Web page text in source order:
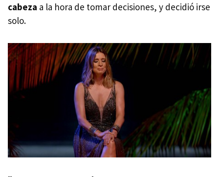
cabeza a la hora de tomar decisiones, y decidió irse
solo.